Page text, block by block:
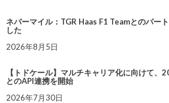
ネバーマイル：TGR Haas F1 Teamとのパー
した
2026年8月5日
【トドケール】マルチキャリア化に向けて、
とのAPI連携を開始
2026年7月30日